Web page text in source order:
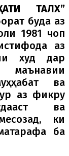
АТИ ТАЛХ”
буда аз
1981 чоп
аз
худ дар
маънавии
ва
аз фикру
ва
ки
ба